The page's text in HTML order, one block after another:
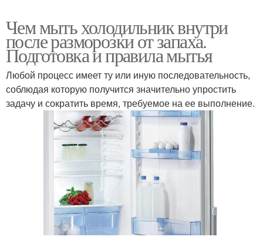
Чем мыть холодильник внутри
после разморозки от запаха.
Подготовка и правила мытья
Любой процесс имеет ту или иную последовательность,
соблюдая которую получится значительно упростить
задачу и сократить время, требуемое на ее выполнение.